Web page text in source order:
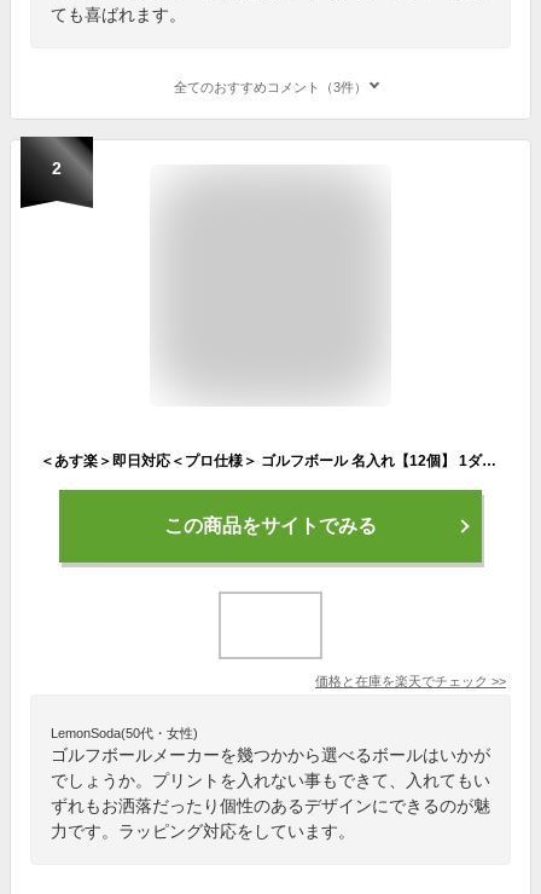
ても喜ばれます。
全てのおすすめコメント（3件）
2
＜あす楽＞即日対応＜プロ仕様＞ ゴルフボール 名入れ【12個】 1ダース ★ラッピング込み★ ／ゴルフ ボール 名前 贈り物 ギフト ホールインワン 記念品 父の日 敬老の日 退職祝 誕生日 ブリヂストン スリクソン タイトリスト テーラーメイド プレゼント 高級 包装込み
この商品をサイトでみる
価格と在庫を楽天でチェック >>
LemonSoda(50代・女性)
ゴルフボールメーカーを幾つかから選べるボールはいかが
でしょうか。プリントを入れない事もできて、入れてもい
ずれもお洒落だったり個性のあるデザインにできるのが魅
力です。ラッピング対応をしています。